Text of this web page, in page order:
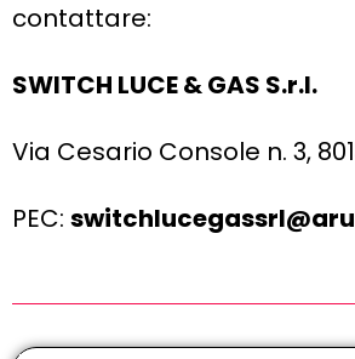
contattare:
SWITCH LUCE & GAS S.r.l.
Via Cesario Console n. 3,
PEC: